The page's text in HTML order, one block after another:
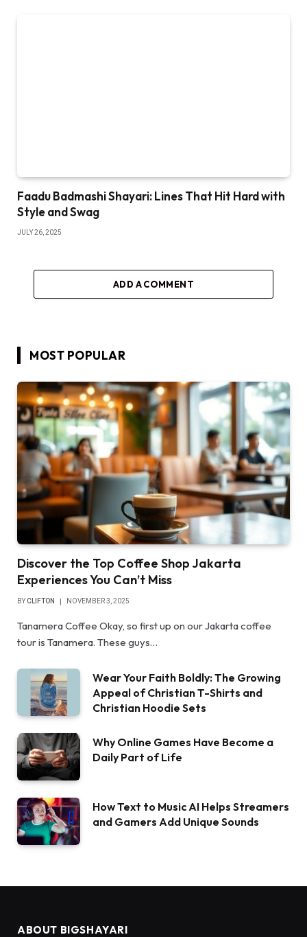
Faadu Badmashi Shayari: Lines That Hit Hard with
Style and Swag
JULY 26, 2025
ADD A COMMENT
MOST POPULAR
Discover the Top Coffee Shop Jakarta
Experiences You Can’t Miss
BYCLIFTON NOVEMBER 3, 2025
Tanamera Coffee Okay, so first up on our Jakarta coffee
tour is Tanamera. These guys…
Wear Your Faith Boldly: The Growing
Appeal of Christian T-Shirts and
Christian Hoodie Sets
Why Online Games Have Become a
Daily Part of Life
How Text to Music AI Helps Streamers
and Gamers Add Unique Sounds
ABOUT BIGSHAYARI